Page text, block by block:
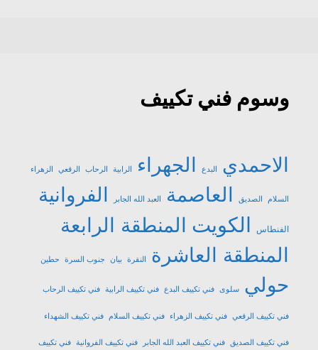
وسوم فني تكييف
الاحمدي البدع الجهراء الرابية الرحاب الرقعي الزهراء
السلام الصديق العاصمة العبد الله الجابر الفروانية
الفنطاس الكويت المنطقة الرابعة
المنطقة العاشرة
النقرة بيان جنوب السرة حطين
حولي سلوى فني تكييف البدع فني تكييف الرابية فني تكييف الرحاب
فني تكييف الرقعي فني تكييف الزهراء فني تكييف السلام فني تكييف الشهداء
فني تكييف الصديق فني تكييف العبد الله الجابر فني تكييف الفروانية فني تكييف